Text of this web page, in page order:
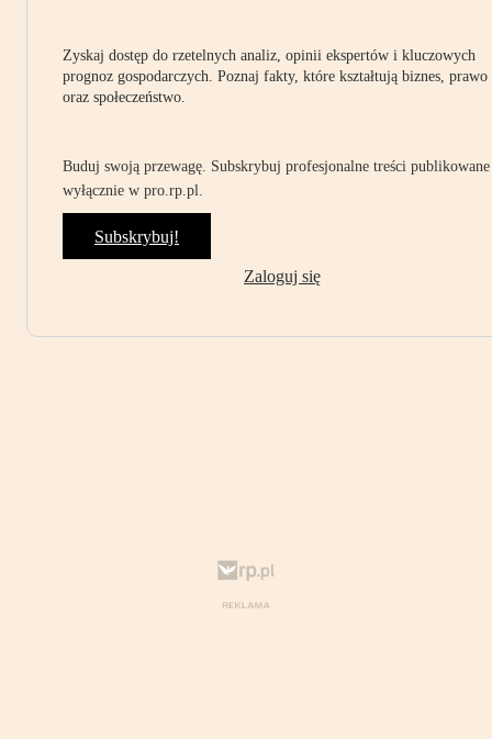
Zyskaj dostęp do rzetelnych analiz, opinii ekspertów i kluczowych
prognoz gospodarczych. Poznaj fakty, które kształtują biznes, prawo
oraz społeczeństwo.
Buduj swoją przewagę. Subskrybuj profesjonalne treści publikowane
wyłącznie w pro.rp.pl.
Subskrybuj!
Zaloguj się